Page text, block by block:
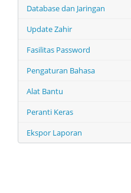
Database dan Jaringan
Update Zahir
Fasilitas Password
Pengaturan Bahasa
Alat Bantu
Peranti Keras
Ekspor Laporan